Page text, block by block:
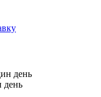
день